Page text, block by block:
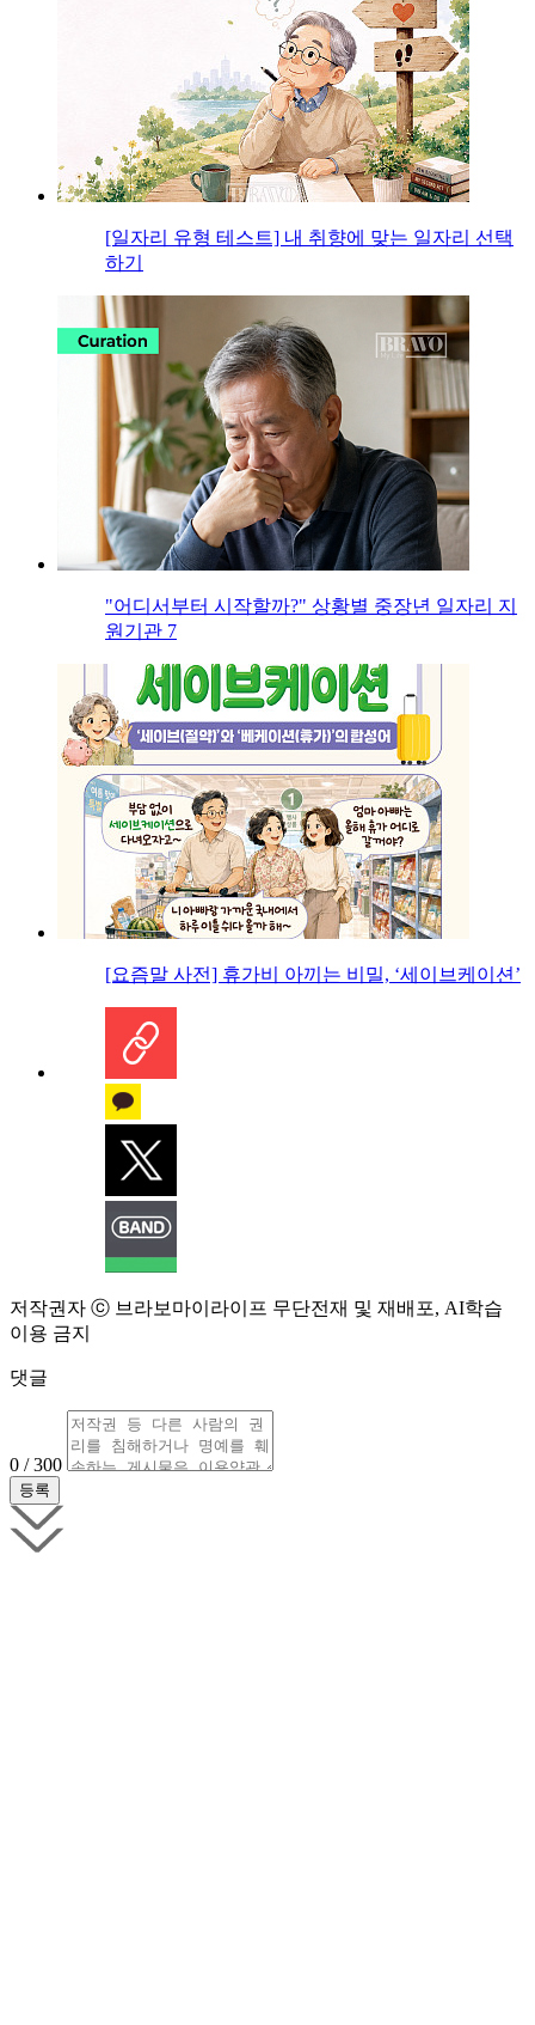
[일자리 유형 테스트] 내 취향에 맞는 일자리 선택
하기
"어디서부터 시작할까?" 상황별 중장년 일자리 지
원기관 7
[요즘말 사전] 휴가비 아끼는 비밀, ‘세이브케이션’
저작권자 ⓒ 브라보마이라이프 무단전재 및 재배포, AI학습
이용 금지
댓글
0 / 300